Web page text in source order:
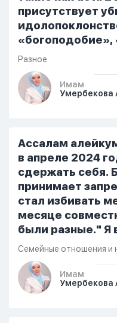
присутствует
«богоподобие»,
но при этом
признает и
Ислама и эта
выполнять ему
является
принимает
серьез,
развлечению и...
Разное
Имам
Умербекова
Ассалам
в апреле 2024
сдержать себя.
принимает
стал избивать
месяце
были разные." Я
помыла вовремя
приготовила во
немного
не свободен для
Семейные отношения и
Имам
Умербекова